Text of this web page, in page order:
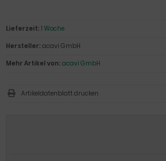
Lieferzeit: 1 Woche
Hersteller: acavi GmbH
Mehr Artikel von: acavi GmbH
Artikeldatenblatt drucken